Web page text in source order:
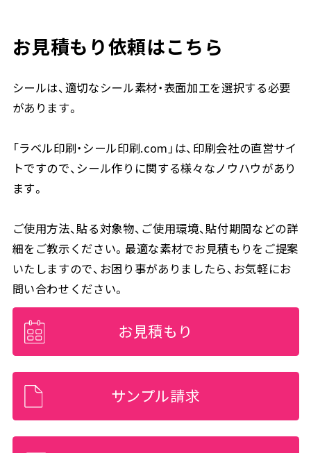
お見積もり依頼はこちら
シールは、適切なシール素材・表面加工を選択する必要
があります。
「ラベル印刷・シール印刷.com」は、印刷会社の直営サイ
トですので、シール作りに関する様々なノウハウがあり
ます。
ご使用方法、貼る対象物、ご使用環境、貼付期間などの詳
細をご教示ください。最適な素材でお見積もりをご提案
いたしますので、お困り事がありましたら、お気軽にお
問い合わせください。
お見積もり
サンプル請求